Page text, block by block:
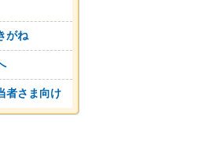
がね
者さま向け